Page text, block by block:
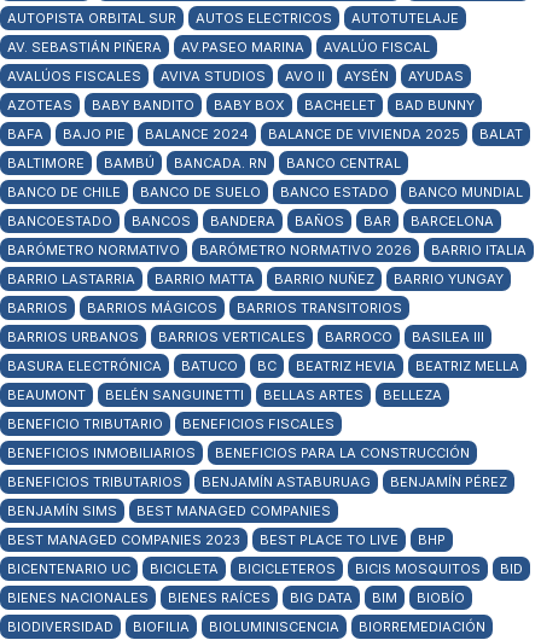
AUTOPISTA ORBITAL SUR
AUTOS ELECTRICOS
AUTOTUTELAJE
AV. SEBASTIÁN PIÑERA
AV.PASEO MARINA
AVALÚO FISCAL
AVALÚOS FISCALES
AVIVA STUDIOS AVO II AYSÉN
AYUDAS
AZOTEAS
BABY BANDITO BABY BOX BACHELET
BAD BUNNY
BAFA
BAJO PIE BALANCE 2024 BALANCE DE VIVIENDA 2025
BALAT
BALTIMORE
BAMBÚ BANCADA. RN
BANCO CENTRAL
BANCO DE CHILE
BANCO DE SUELO BANCO ESTADO
BANCO MUNDIAL
BANCOESTADO
BANCOS BANDERA BAÑOS BAR
BARCELONA
BARÓMETRO NORMATIVO
BARÓMETRO NORMATIVO 2026
BARRIO ITALIA
BARRIO LASTARRIA
BARRIO MATTA BARRIO NUÑEZ
BARRIO YUNGAY
BARRIOS
BARRIOS MÁGICOS
BARRIOS TRANSITORIOS
BARRIOS URBANOS
BARRIOS VERTICALES BARROCO
BASILEA III
BASURA ELECTRÓNICA
BATUCO BC BEATRIZ HEVIA
BEATRIZ MELLA
BEAUMONT
BELÉN SANGUINETTI BELLAS ARTES
BELLEZA
BENEFICIO TRIBUTARIO
BENEFICIOS FISCALES
BENEFICIOS INMOBILIARIOS
BENEFICIOS PARA LA CONSTRUCCIÓN
BENEFICIOS TRIBUTARIOS
BENJAMÍN ASTABURUAG
BENJAMÍN PÉREZ
BENJAMÍN SIMS
BEST MANAGED COMPANIES
BEST MANAGED COMPANIES 2023
BEST PLACE TO LIVE
BHP
BICENTENARIO UC
BICICLETA BICICLETEROS BICIS MOSQUITOS
BID
BIENES NACIONALES
BIENES RAÍCES BIG DATA BIM
BIOBÍO
BIODIVERSIDAD
BIOFILIA BIOLUMINISCENCIA
BIORREMEDIACIÓN